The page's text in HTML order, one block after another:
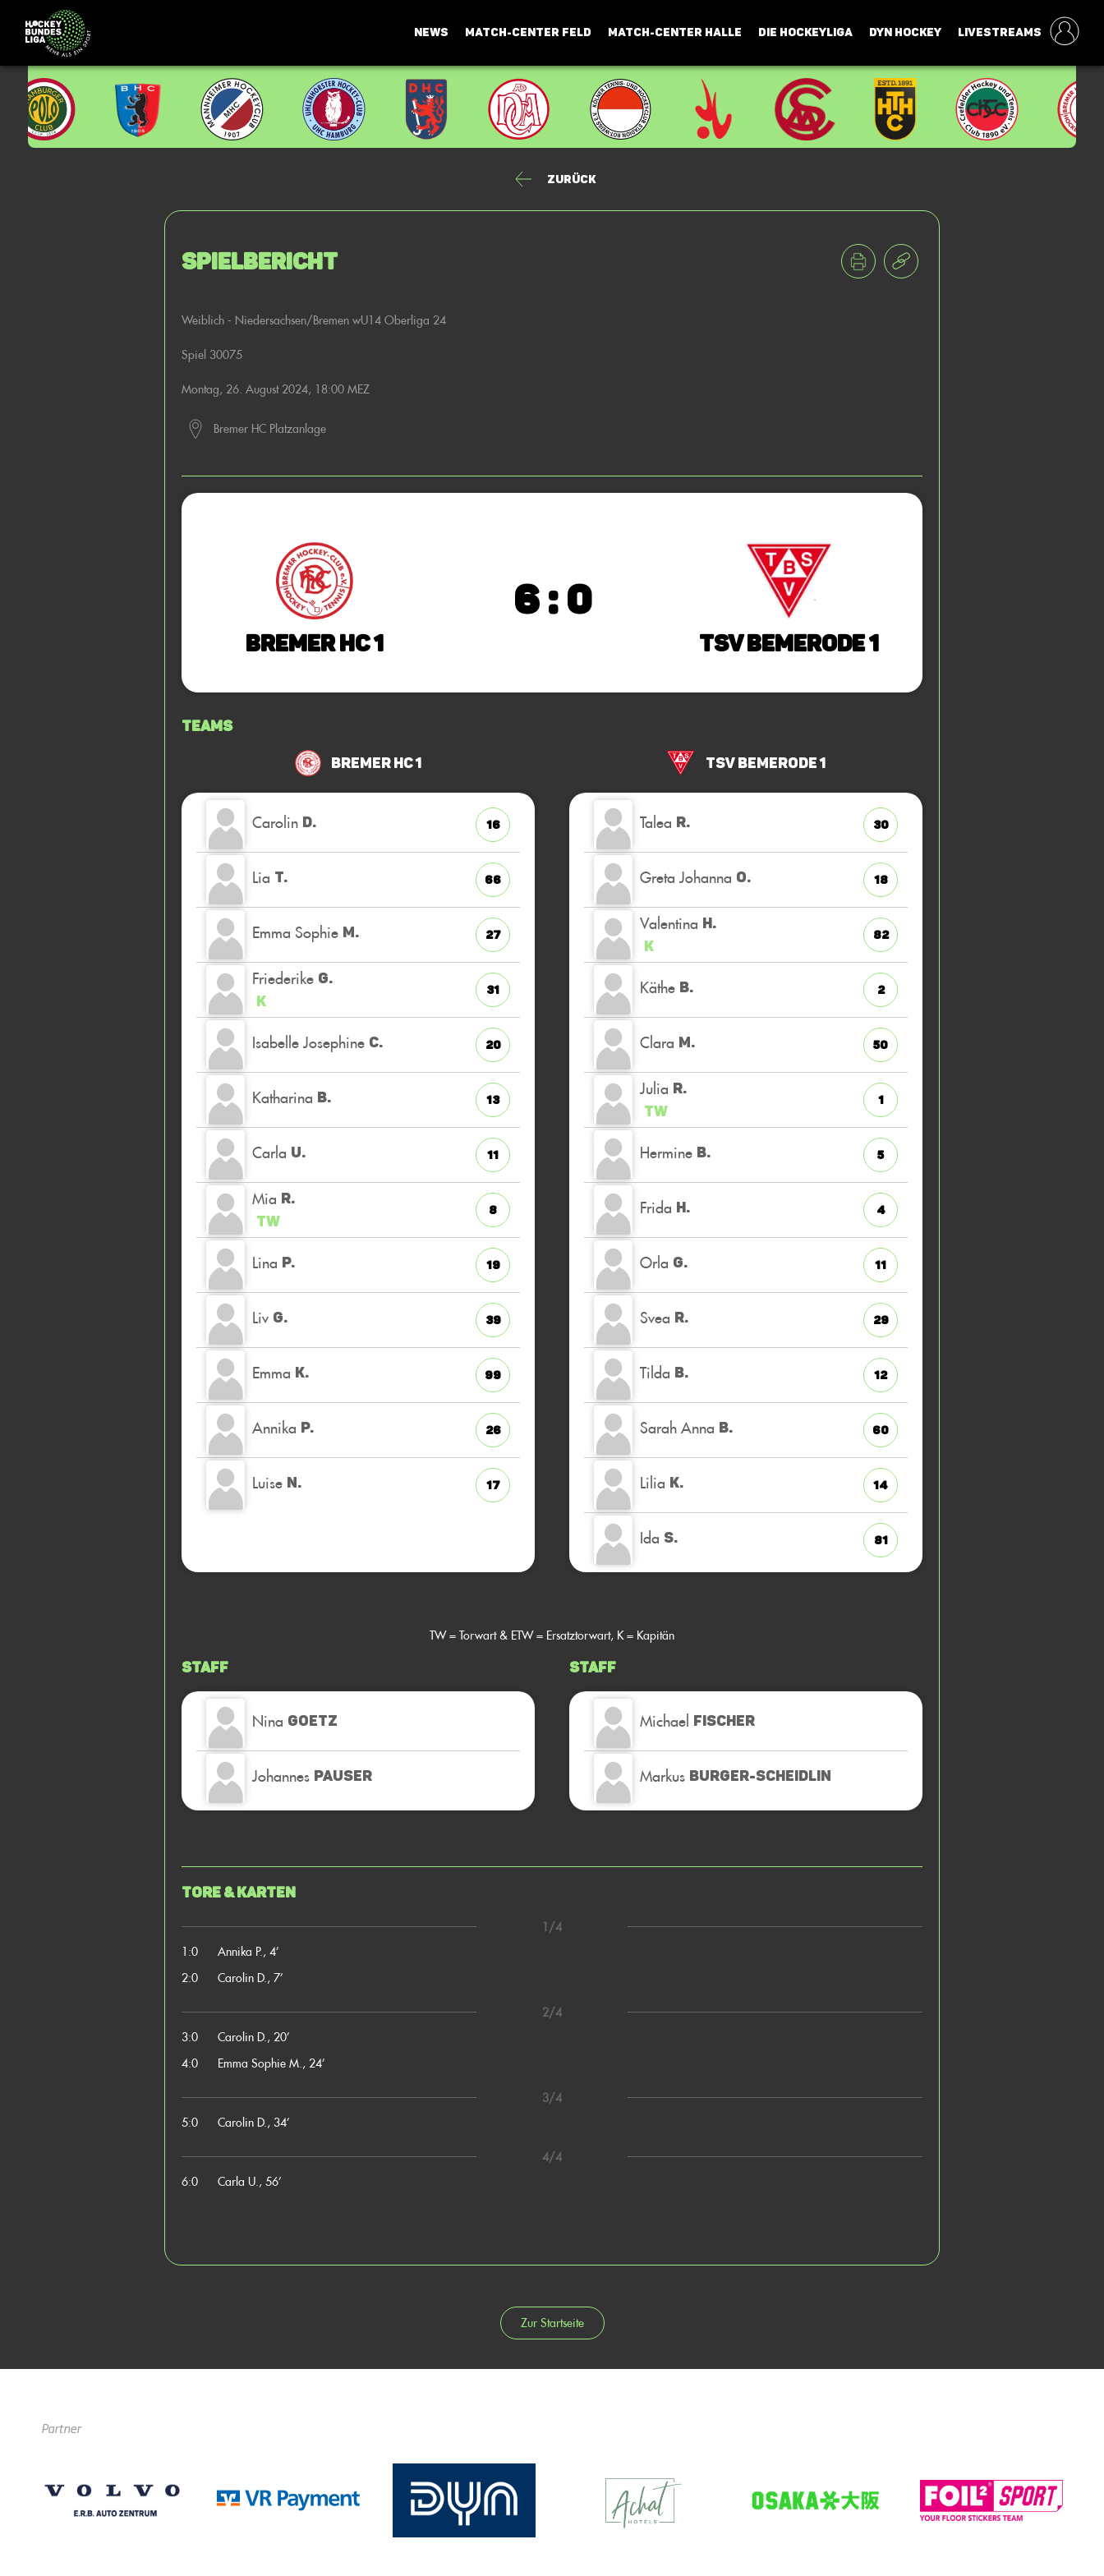
NEWS MATCH-CENTER FELD MATCH-CENTER HALLE DIE HOCKEYLIGA DYN HOCKEY LIVESTREAMS
Zurück
Spielbericht
Weiblich - Niedersachsen/Bremen wU14 Oberliga 24
Spiel 30075
Montag, 26. August 2024, 18:00 MEZ
Bremer HC Platzanlage
Bremer HC 1
6 : 0
TSV Bemerode 1
Teams
Bremer HC 1
Carolin D. 16
Lia T. 66
Emma Sophie M. 27
Friederike G.
K
31
Isabelle Josephine C. 20
Katharina B. 13
Carla U. 11
Mia R.
TW
8
Lina P. 19
Liv G. 39
Emma K. 99
Annika P. 26
Luise N. 17
TSV Bemerode 1
Talea R. 30
Greta Johanna O. 18
Valentina H.
K
82
Käthe B. 2
Clara M. 50
Julia R.
TW
1
Hermine B. 5
Frida H. 4
Orla G. 11
Svea R. 29
Tilda B. 12
Sarah Anna B. 60
Lilia K. 14
Ida S. 81
TW = Torwart & ETW = Ersatztorwart, K = Kapitän
Staff
Nina GOETZ
Johannes PAUSER
Staff
Michael FISCHER
Markus BURGER-SCHEIDLIN
Tore & Karten
1/4
1:0
Annika P., 4’
2:0
Carolin D., 7’
2/4
3:0
Carolin D., 20’
4:0
Emma Sophie M., 24’
3/4
5:0
Carolin D., 34’
4/4
6:0
Carla U., 56’
Zur Startseite
Partner